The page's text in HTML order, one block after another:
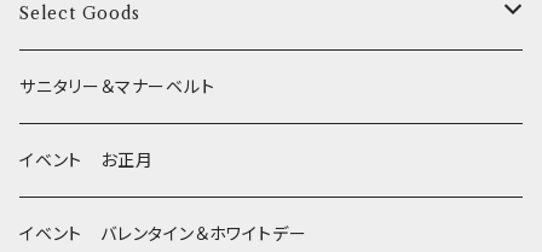
季節限定 夏
季節限定 ハロウィン
季節限定 クリスマス
Wonderful Kitchen / (旧)P-ball
サークルカバー
ブラシ類
デンタルケア
除菌・抗菌・消臭
耳
Select Goods
Bichon Frise
サニタリー＆マナーベルト
イベント お正月
イベント バレンタイン＆ホワイトデー